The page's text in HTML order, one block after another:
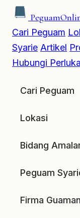
Peguam
Cari Peguam
Syarie Artikel
Hubungi
Cari Peguam
Lokasi
Bidang
Peguam
Firma Guaman